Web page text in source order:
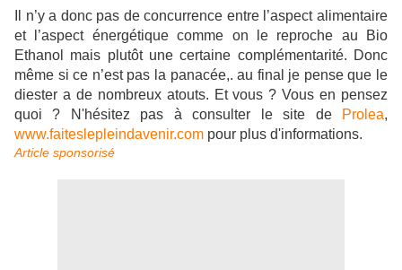
Il n’y a donc pas de concurrence entre l’aspect alimentaire
et l’aspect énergétique comme on le reproche au Bio
Ethanol mais plutôt une certaine complémentarité. Donc
même si ce n’est pas la panacée,. au final je pense que le
diester a de nombreux atouts. Et vous ? Vous en pensez
quoi ? N'hésitez pas à consulter le site de
Prolea,
www.faiteslepleindavenir.com pour plus d'informations.
Article sponsorisé